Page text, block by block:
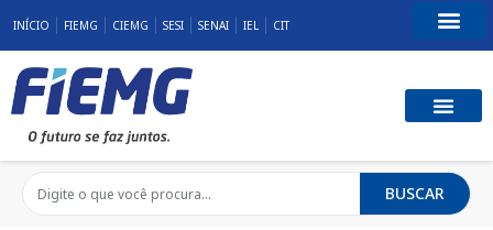
INÍCIO FIEMG CIEMG SESI SENAI IEL CIT
BUSCAR